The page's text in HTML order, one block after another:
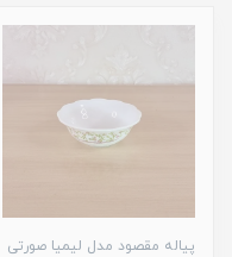
پیاله مقصود مدل لیمیا صورتی